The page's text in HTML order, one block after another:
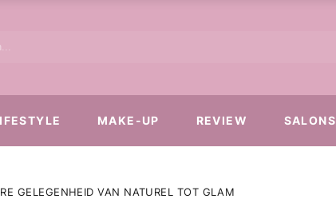
MAKE-UP REVIEW SALONS
GELEGENHEID VAN NATUREL TOT GLAM